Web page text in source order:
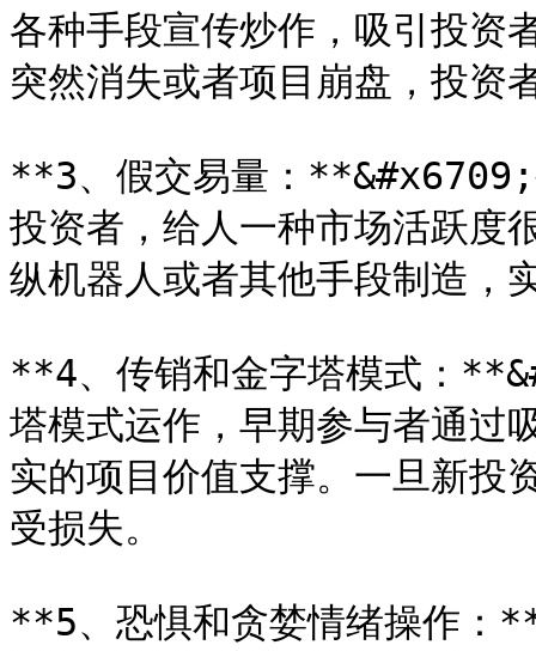
各种手段宣传炒作，吸引投资
突然消失或者项目崩盘，投资
**3、假交易量：**&#x6709;
投资者，给人一种市场活跃度
纵机器人或者其他手段制造，
**4、传销和金字塔模式：
塔模式运作，早期参与者通过
实的项目价值支撑。一旦新投
受损失。
**5、恐惧和贪婪情绪操作：